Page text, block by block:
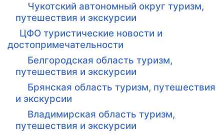
Чукотский автономный округ туризм,
путешествия и экскурсии
ЦФО туристические новости и
достопримечательности
Белгородская область туризм,
путешествия и экскурсии
Брянская область туризм, путешествия
и экскурсии
Владимирская область туризм,
путешествия и экскурсии